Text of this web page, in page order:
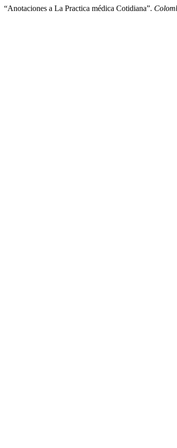
“Anotaciones a La Practica médica Cotidiana”.